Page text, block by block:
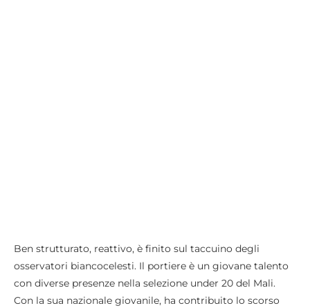
Ben strutturato, reattivo, è finito sul taccuino degli
osservatori biancocelesti. Il portiere è un giovane talento
con diverse presenze nella selezione under 20 del Mali.
Con la sua nazionale giovanile, ha contribuito lo scorso